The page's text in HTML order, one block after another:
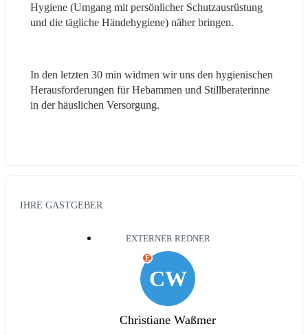
Hygiene (Umgang mit persönlicher Schutzausrüstung
und die tägliche Händehygiene) näher bringen.
In den letzten 30 min widmen wir uns den hygienischen
Herausforderungen für Hebammen und Stillberaterinne
in der häuslichen Versorgung.
IHRE GASTGEBER
EXTERNER REDNER
CW
E
Christiane Waßmer